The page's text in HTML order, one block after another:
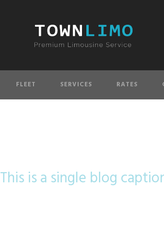
FLEET SERVICES RATES
This is a single blog